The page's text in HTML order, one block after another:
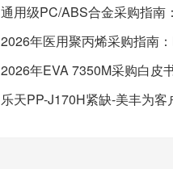
通用级PC/ABS合金采购指南
2026年医用聚丙烯采购指南
乐天PP-J170H紧缺-美丰为